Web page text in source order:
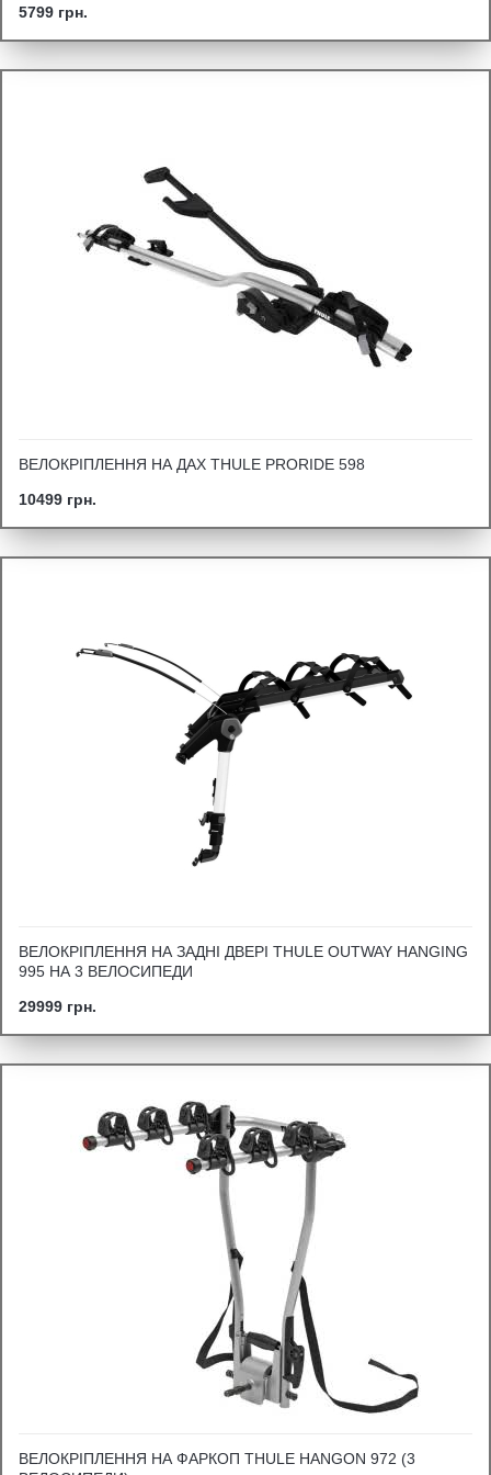
5799 грн.
ВЕЛОКРІПЛЕННЯ НА ДАХ THULE PRORIDE 598
10499 грн.
ВЕЛОКРІПЛЕННЯ НА ЗАДНІ ДВЕРІ THULE OUTWAY HANGING
995 НА 3 ВЕЛОСИПЕДИ
29999 грн.
ВЕЛОКРІПЛЕННЯ НА ФАРКОП THULE HANGON 972 (3